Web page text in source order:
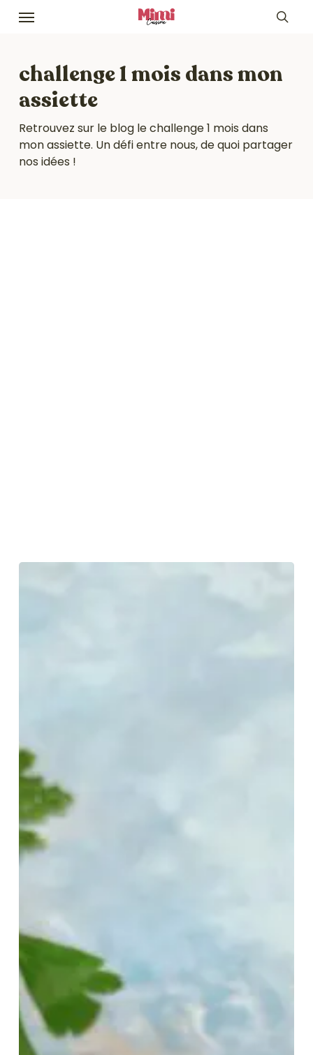
Skip
content
Menu
challenge 1 mois dans mon
assiette
Retrouvez sur le blog le challenge 1 mois dans
mon assiette. Un défi entre nous, de quoi partager
nos idées !